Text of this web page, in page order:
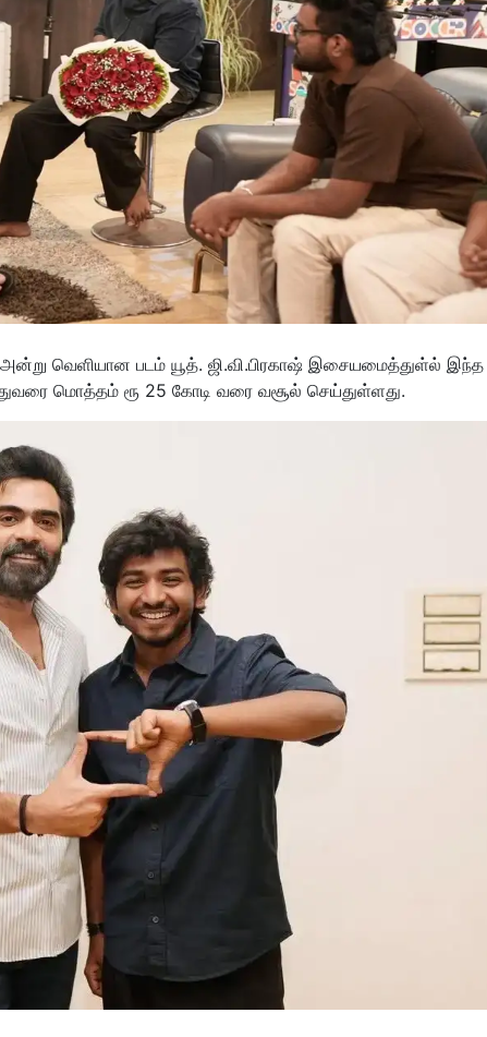
வெளியான படம் யூத். ஜி.வி.பிரகாஷ் இசையமைத்துள்ல் இந்த
மொத்தம் ரூ 25 கோடி வரை வசூல் செய்துள்ளது.